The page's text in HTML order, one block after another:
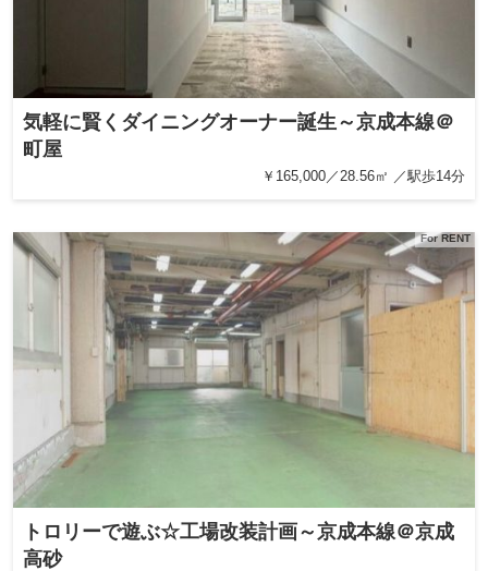
気軽に賢くダイニングオーナー誕生～京成本線＠
町屋
￥165,000／28.56㎡ ／駅歩14分
For RENT
トロリーで遊ぶ☆工場改装計画～京成本線＠京成
高砂